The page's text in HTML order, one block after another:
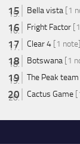
Bella vista [1
Fright Factor
Clear 4 [1 note]
Botswana [1
The Peak
Cactus Game